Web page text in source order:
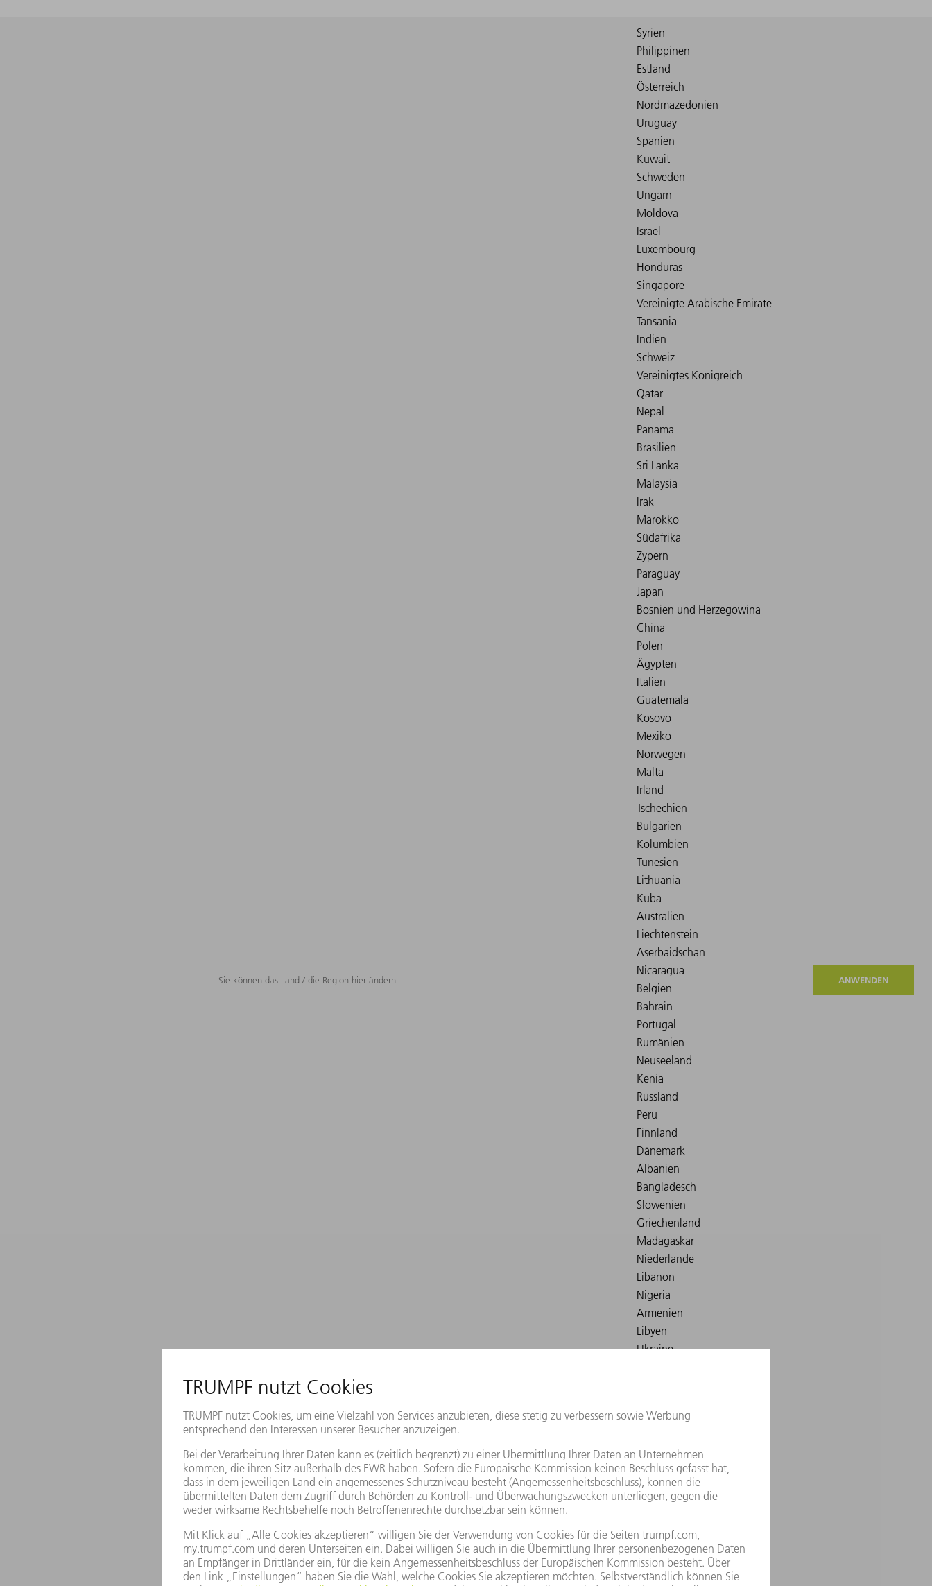
Sie können das Land / die Region hier ändern ANWENDEN